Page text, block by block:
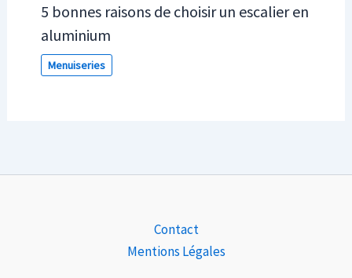
5 bonnes raisons de choisir un escalier en
aluminium
Menuiseries
Contact
Mentions Légales